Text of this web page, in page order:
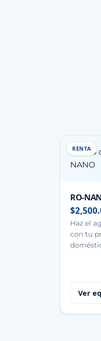
RENTA
RO-
Haz el
con tu
Ver